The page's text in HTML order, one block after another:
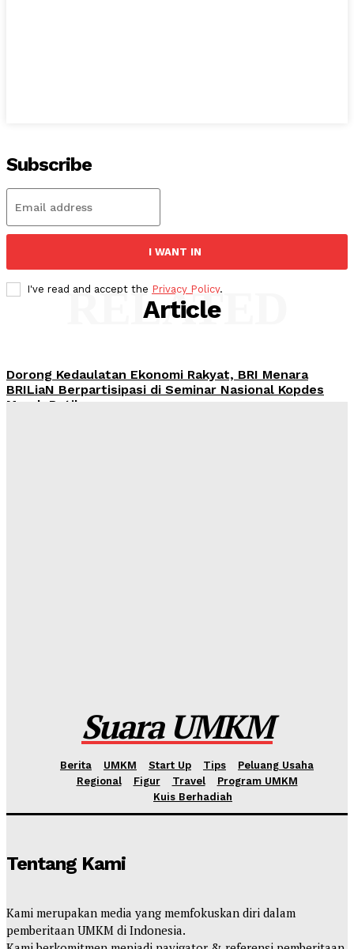
Subscribe
I WANT IN
I've read and accept the Privacy Policy.
Article
RELATED
Dorong Kedaulatan Ekonomi Rakyat, BRI Menara
BRILiaN Berpartisipasi di Seminar Nasional Kopdes
Merah Putih
Suara UMKM
Berita UMKM Start Up Tips
Peluang Usaha
Regional
Figur Travel
Program UMKM
Kuis Berhadiah
Tentang Kami
Kami merupakan media yang memfokuskan diri dalam
pemberitaan UMKM di Indonesia.